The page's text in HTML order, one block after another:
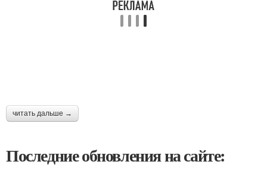
читать дальше →
Последние обновления на сайте: